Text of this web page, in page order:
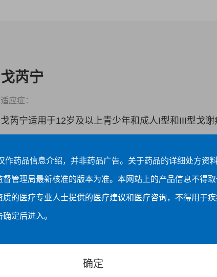
戈芮宁
适应症：
戈芮宁适用于12岁及以上青少年和成人I型和III型戈谢
作药品信息介绍，并非药品广告。关于药品的详细处方资
督管理局最新核准的版本为准。本网站上的产品信息不得
质的医疗专业人士提供的医疗建议和医疗咨询，不得用于
定后进入。
确定